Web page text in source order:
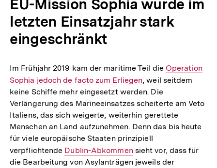
EU-Mission Sophia wurde im
letzten Einsatzjahr stark
eingeschränkt
Im Frühjahr 2019 kam der maritime Teil die Interner
Link:
Operation
Sophia jedoch de facto zum Erliegen, weil seitdem
keine Schiffe mehr eingesetzt werden. Die
Verlängerung des Marineeinsatzes scheiterte am Veto
Italiens, das sich weigerte, weiterhin gerettete
Menschen an Land aufzunehmen. Denn das bis heute
für viele europäische Staaten prinzipiell
verpflichtende Interner
Link:
Dublin-Abkommensieht vor, dass für
die Bearbeitung von Asylanträgen jeweils der